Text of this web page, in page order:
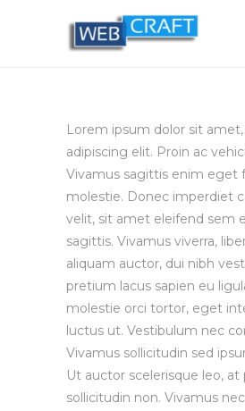
Lorem ipsum dolor sit
adipiscing elit. Proin ac
Vivamus sagittis enim eget
molestie. Donec imperdiet
velit, sit amet eleifend sem
sagittis. Vivamus viverra,
aliquam auctor, dui nibh
pretium lacus sapien eu
molestie orci tortor, eget
luctus ut. Vestibulum nec
Vivamus sollicitudin sed
Ut auctor scelerisque leo,
sollicitudin non. Vivamus